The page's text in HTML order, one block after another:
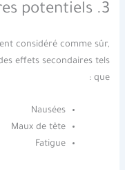
3. Effets secondaires potentiels
considéré comme sûr,
effets secondaires tels
que :
Nausées
Maux de tête
Fatigue